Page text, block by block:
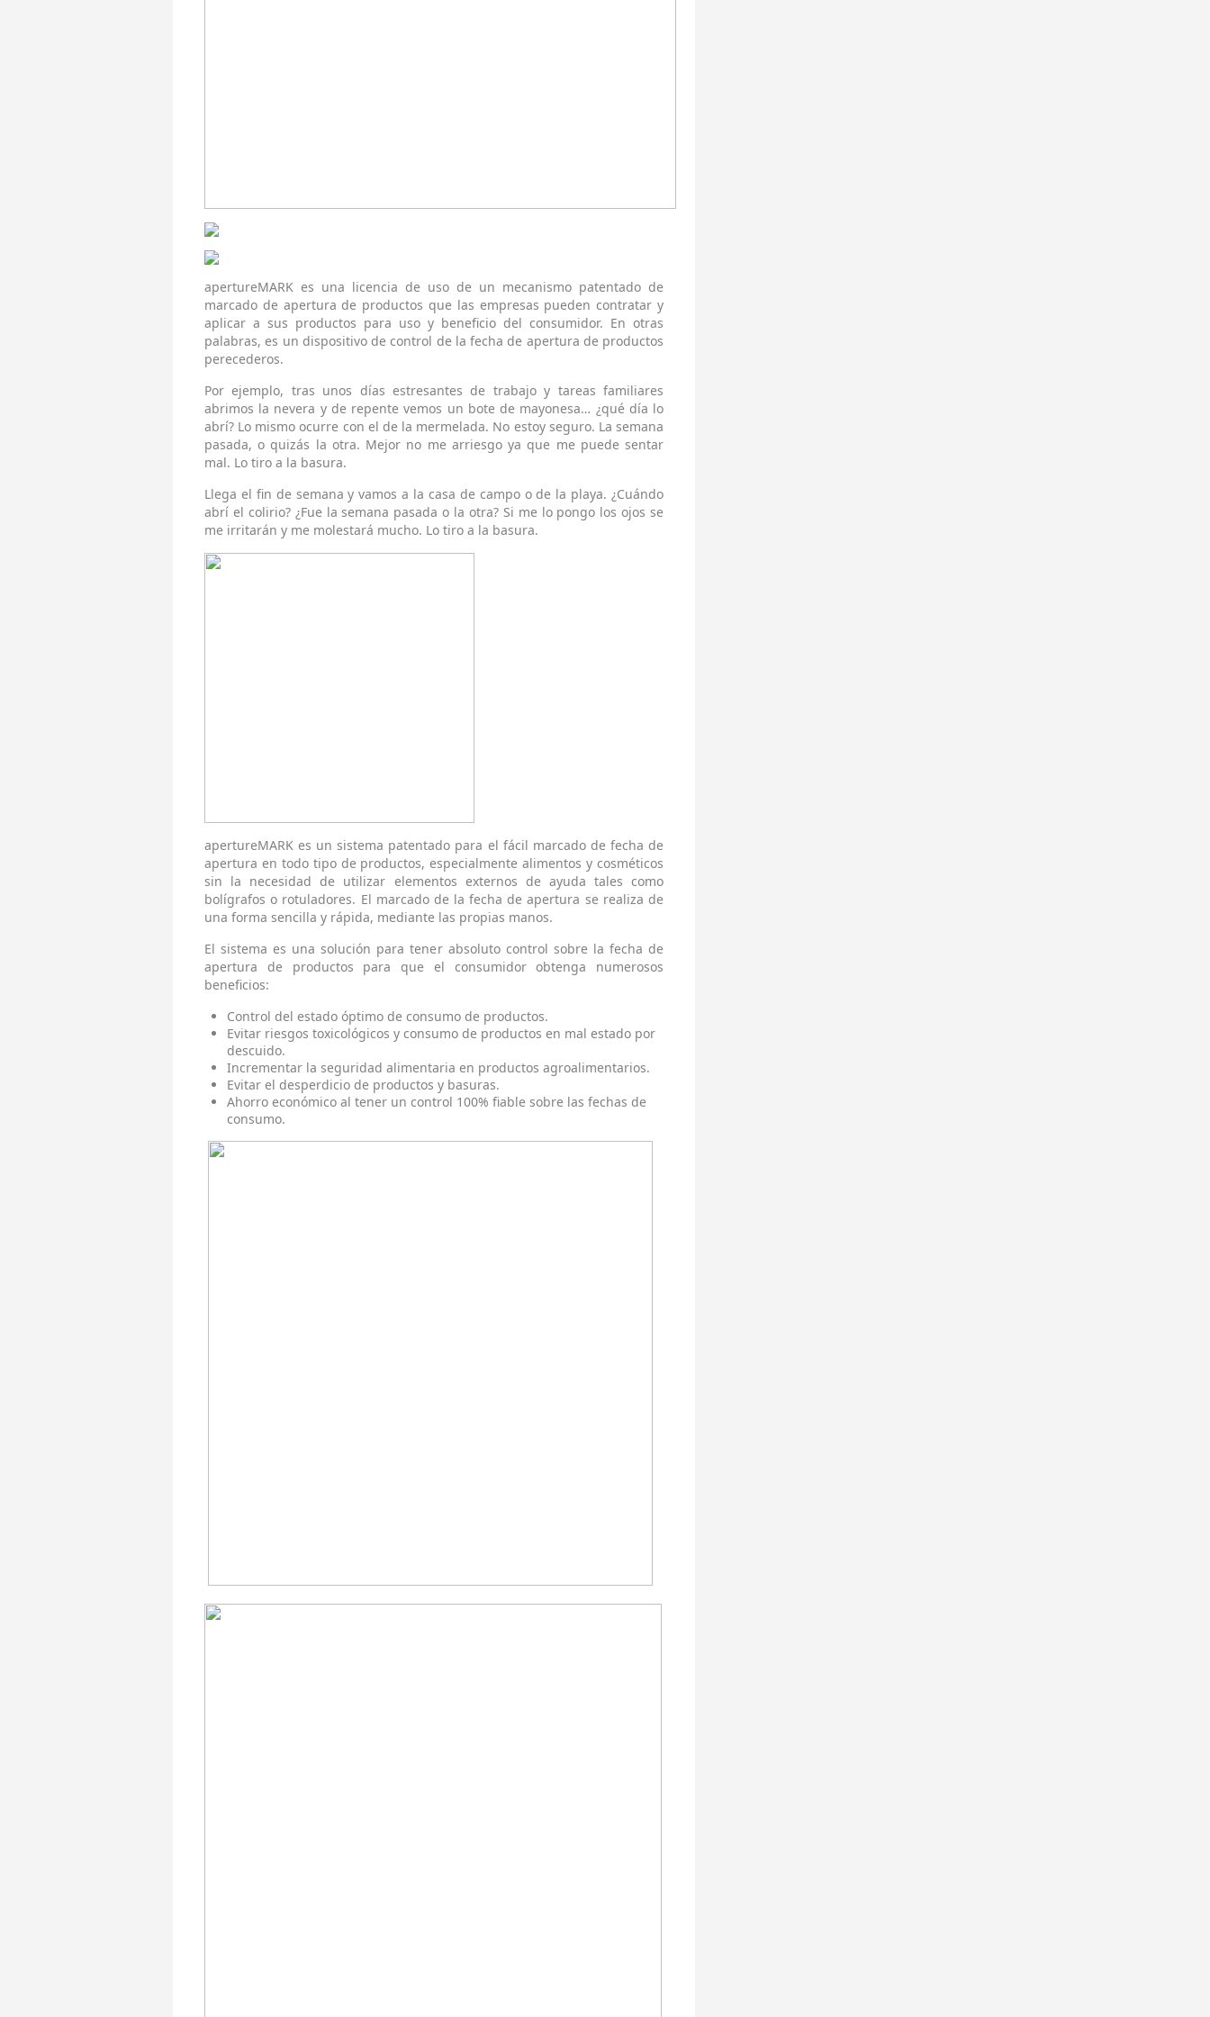
apertureMARK es una licencia de uso de un mecanismo patentado de
marcado de apertura de productos que las empresas pueden contratar y
aplicar a sus productos para uso y beneficio del consumidor. En otras
palabras, es un dispositivo de control de la fecha de apertura de productos
perecederos.
Por ejemplo, tras unos días estresantes de trabajo y tareas familiares
abrimos la nevera y de repente vemos un bote de mayonesa… ¿qué día lo
abrí? Lo mismo ocurre con el de la mermelada. No estoy seguro. La semana
pasada, o quizás la otra. Mejor no me arriesgo ya que me puede sentar
mal. Lo tiro a la basura.
Llega el fin de semana y vamos a la casa de campo o de la playa. ¿Cuándo
abrí el colirio? ¿Fue la semana pasada o la otra? Si me lo pongo los ojos se
me irritarán y me molestará mucho. Lo tiro a la basura.
apertureMARK es un sistema patentado para el fácil marcado de fecha de
apertura en todo tipo de productos, especialmente alimentos y cosméticos
sin la necesidad de utilizar elementos externos de ayuda tales como
bolígrafos o rotuladores. El marcado de la fecha de apertura se realiza de
una forma sencilla y rápida, mediante las propias manos.
El sistema es una solución para tener absoluto control sobre la fecha de
apertura de productos para que el consumidor obtenga numerosos
beneficios:
Control del estado óptimo de consumo de productos.
Evitar riesgos toxicológicos y consumo de productos en mal estado por
descuido.
Incrementar la seguridad alimentaria en productos agroalimentarios.
Evitar el desperdicio de productos y basuras.
Ahorro económico al tener un control 100% fiable sobre las fechas de
consumo.